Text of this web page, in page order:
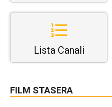
Lista Canali
FILM STASERA